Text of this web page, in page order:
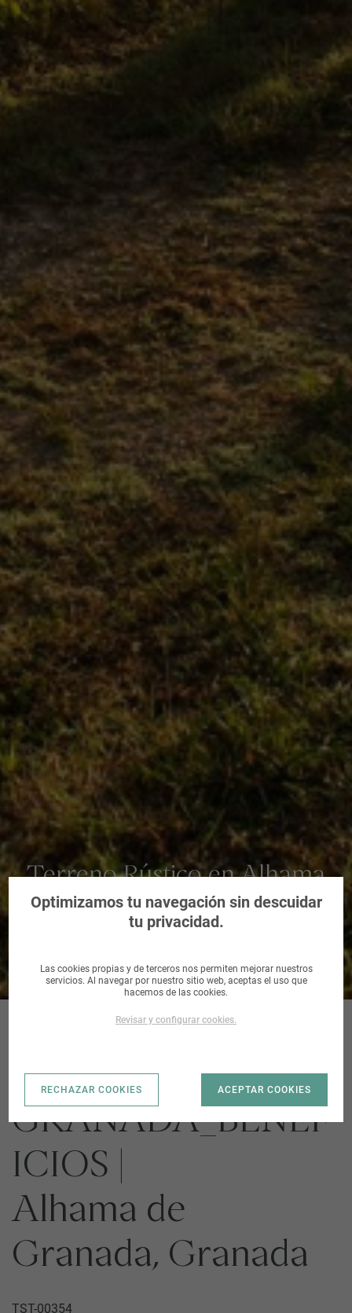
Terreno Rústico en Alhama
de Granada, Granada
ALHAMA DE
GRANADA_BENEF
ICIOS |
Alhama de
Granada, Granada
TST-00354
Optimizamos tu navegación sin descuidar
tu privacidad.
Las cookies propias y de terceros nos permiten mejorar nuestros
servicios. Al navegar por nuestro sitio web, aceptas el uso que
hacemos de las cookies.
Revisar y configurar cookies.
RECHAZAR COOKIES ACEPTAR COOKIES